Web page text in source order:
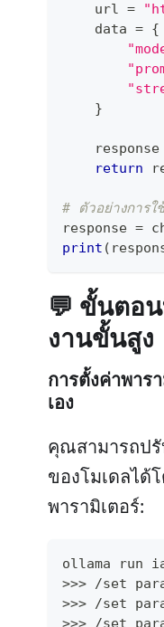
    url
=
    data
= {
}
return
# ตัวอย่างการใ
response =
print (
💬 ขั้นตอ
งานขั้นสูง
การตั้งค่าพาร
เอง
คุณสามารถป
ของโมเดลได้
พารามิเตอร์:
ollama run
>>> /set
>>> /set
>>> /set